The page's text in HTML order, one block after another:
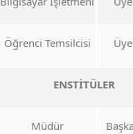
Öğrenci Temsilcisi Üye
ENSTİTÜLER
Müdür